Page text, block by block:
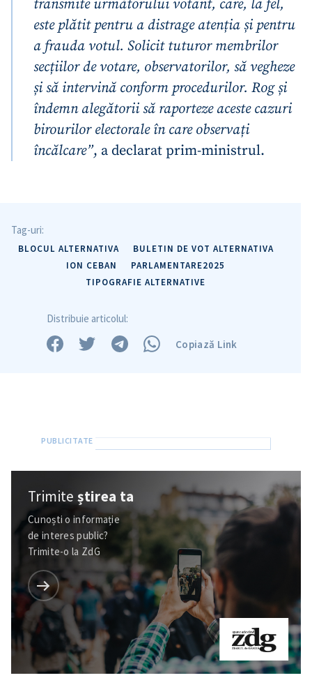
Trimite o informație
Despre ZdG
in English
на русском
transmite următorului votant, care, la fel,
este plătit pentru a distrage atenția și pentru
a frauda votul. Solicit tuturor membrilor
secțiilor de votare, observatorilor, să vegheze
și să intervină conform procedurilor. Rog și
îndemn alegătorii să raporteze aceste cazuri
birourilor electorale în care observați
încălcare”, a declarat prim-ministrul.
Tag-uri:
BLOCUL ALTERNATIVA
BULETIN DE VOT ALTERNATIVA
ION CEBAN
PARLAMENTARE2025
TIPOGRAFIE ALTERNATIVE
Distribuie articolul:
Copiază Link
Trimiteștirea ta
Cunoști o informație
de interes public?
Trimite-o la ZdG